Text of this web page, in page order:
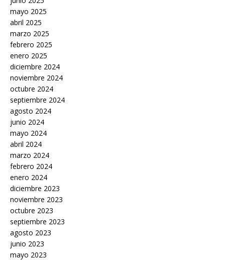
mayo 2025
abril 2025
marzo 2025
febrero 2025
enero 2025
diciembre 2024
noviembre 2024
octubre 2024
septiembre 2024
agosto 2024
junio 2024
mayo 2024
abril 2024
marzo 2024
febrero 2024
enero 2024
diciembre 2023
noviembre 2023
octubre 2023
septiembre 2023
agosto 2023
junio 2023
mayo 2023